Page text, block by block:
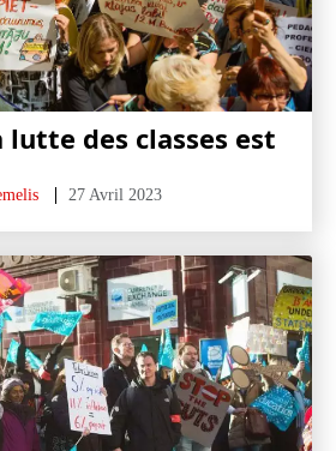
des classes est
27 Avril 2023